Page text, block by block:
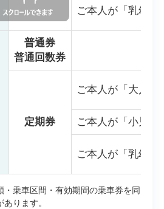
ご本人が「乳幼児
普通券
普通回数券
定期券
ご本人が「大人」
ご本人が「小児」
ご本人が「乳幼児
・乗車区間・有効期間の乗車券を同
ります。